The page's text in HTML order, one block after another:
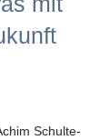
Schulte-